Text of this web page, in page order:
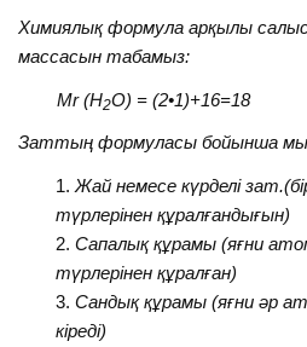
Химиялық формула арқылы
массасын табамыз:
Мr (H2O) = (2•1)+16=18
Заттың формуласы бойынша
Жай немесе күрделі
түрлерінен құралғандығын)
Сапалық құрамы (яғни
түрлерінен құралған)
Сандық құрамы (яғни әр
кіреді)